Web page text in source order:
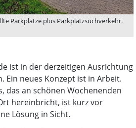
Parkplätze plus Parkplatzsuchverkehr.
ist in der derzeitigen Ausrichtung
Ein neues Konzept ist in Arbeit.
das an schönen Wochenenden
hereinbricht, ist kurz vor
Lösung in Sicht.